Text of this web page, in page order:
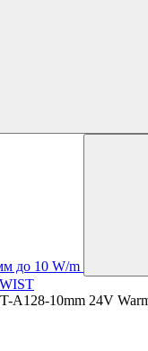
до 10 W/m
A128-10mm 24V